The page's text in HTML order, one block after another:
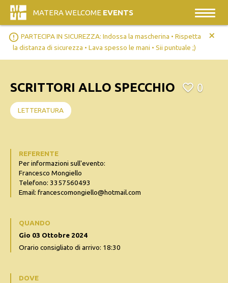
MATERA WELCOME EVENTS
error_outline PARTECIPA IN SICUREZZA: Indossa la mascherina • Rispetta
la distanza di sicurezza • Lava spesso le mani • Sii puntuale ;)
+
SCRITTORI ALLO SPECCHIO 0
LETTERATURA
REFERENTE
Per informazioni sull'evento:
Francesco Mongiello
Telefono: 3357560493
Email: francescomongiello@hotmail.com
QUANDO
Gio 03 Ottobre 2024
Orario consigliato di arrivo: 18:30
DOVE